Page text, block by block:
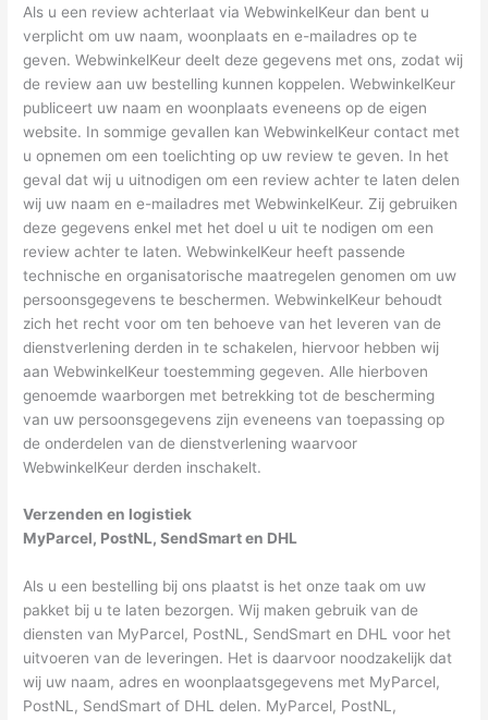
Als u een review achterlaat via WebwinkelKeur dan bent u
verplicht om uw naam, woonplaats en e-mailadres op te
geven. WebwinkelKeur deelt deze gegevens met ons, zodat wij
de review aan uw bestelling kunnen koppelen. WebwinkelKeur
publiceert uw naam en woonplaats eveneens op de eigen
website. In sommige gevallen kan WebwinkelKeur contact met
u opnemen om een toelichting op uw review te geven. In het
geval dat wij u uitnodigen om een review achter te laten delen
wij uw naam en e-mailadres met WebwinkelKeur. Zij gebruiken
deze gegevens enkel met het doel u uit te nodigen om een
review achter te laten. WebwinkelKeur heeft passende
technische en organisatorische maatregelen genomen om uw
persoonsgegevens te beschermen. WebwinkelKeur behoudt
zich het recht voor om ten behoeve van het leveren van de
dienstverlening derden in te schakelen, hiervoor hebben wij
aan WebwinkelKeur toestemming gegeven. Alle hierboven
genoemde waarborgen met betrekking tot de bescherming
van uw persoonsgegevens zijn eveneens van toepassing op
de onderdelen van de dienstverlening waarvoor
WebwinkelKeur derden inschakelt.
Verzenden en logistiek
MyParcel, PostNL, SendSmart en DHL
Als u een bestelling bij ons plaatst is het onze taak om uw
pakket bij u te laten bezorgen. Wij maken gebruik van de
diensten van MyParcel, PostNL, SendSmart en DHL voor het
uitvoeren van de leveringen. Het is daarvoor noodzakelijk dat
wij uw naam, adres en woonplaatsgegevens met MyParcel,
PostNL, SendSmart of DHL delen. MyParcel, PostNL,